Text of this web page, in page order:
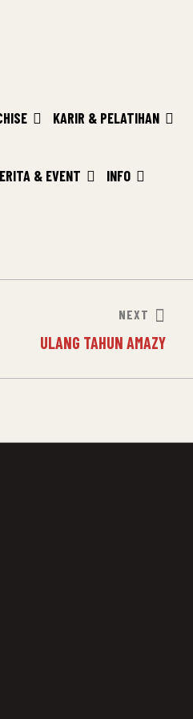
KARIR & PELATIHAN
& EVENT INFO
NEXT
ULANG TAHUN AMAZY